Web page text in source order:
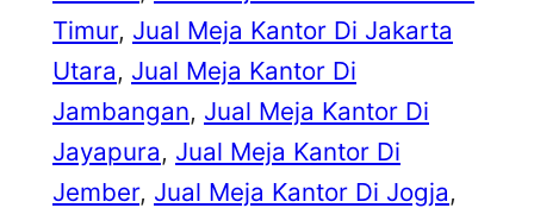
Timur, Jual Meja Kantor Di Jakarta
Utara, Jual Meja Kantor Di
Jambangan, Jual Meja Kantor Di
Jayapura, Jual Meja Kantor Di
Jember, Jual Meja Kantor Di Jogja